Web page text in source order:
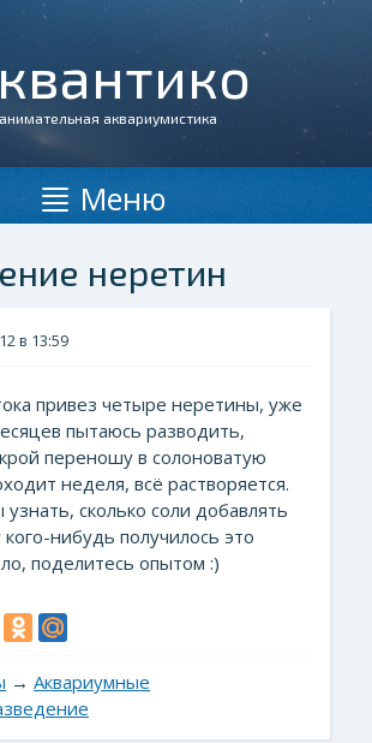
аквариумистика
Меню
неретин
в 13:59
привез четыре неретины, уже
пытаюсь разводить,
переношу в солоноватую
неделя, всё растворяется.
сколько соли добавлять
нибудь получилось это
поделитесь опытом :)
→ Аквариумные